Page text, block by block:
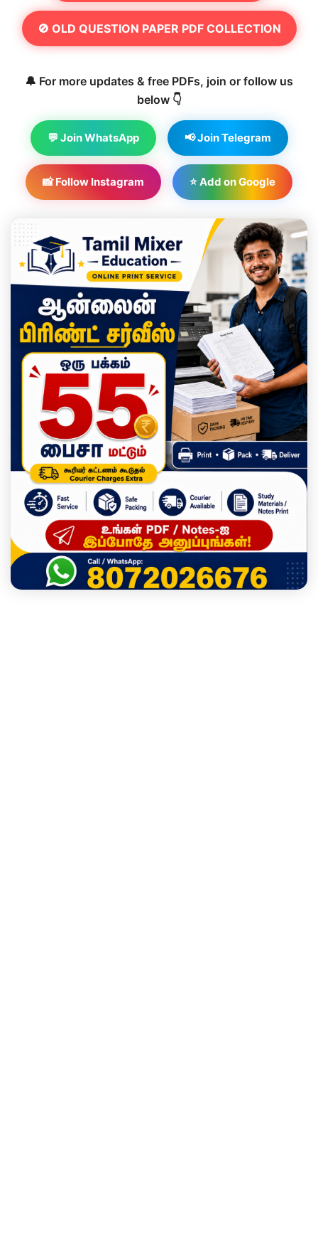
🚫 OLD QUESTION PAPER PDF COLLECTION
🔔 For more updates & free PDFs, join or follow us
below 👇
💬 Join WhatsApp 📢 Join Telegram
📸 Follow Instagram ⭐ Add on Google